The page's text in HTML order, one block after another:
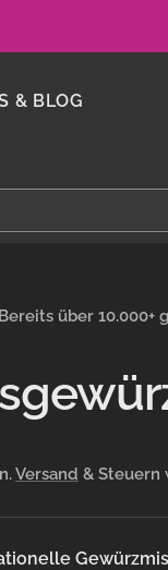
& BLOG
Bereits über 10.000+
Versand & Steuern